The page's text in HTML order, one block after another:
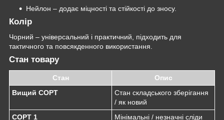
Нейлон – додає міцності та стійкості до зносу.
Колір
Чорний – універсальний і практичний, підходить для
тактичного та повсякденного використання.
Стан товару
Стан
Опис
Вищий СОРТ
Стан складського зберігання
/ як новий
СОРТ 1
Мінімальні / незначні сліди